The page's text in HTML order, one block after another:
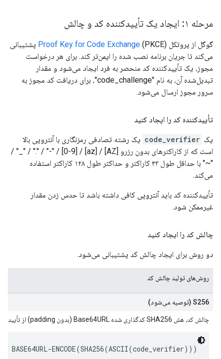
مرحله ۱: ایجاد یک تأییدکننده کد و چالش
گوگل از پروتکل Proof Key for Code Exchange (PKCE) پشتیبانی
می‌کند تا جریان برنامه نصب شده را ایمن‌تر کند. برای هر درخواست
مجوز، یک تأییدکننده کد منحصر به فرد ایجاد می‌شود و مقدار
تبدیل‌شده آن، به نام "code_challenge"، برای دریافت کد مجوز به
سرور مجوز ارسال می‌شود.
تأییدکننده کد را ایجاد کنید
یک code_verifier ​​یک رشته تصادفی رمزنگاری با آنتروپی بالا
است که از کاراکترهای بدون رزرو [AZ] / [az] / [0-9] / "-" / "." / "_" /
"~" با حداقل طول ۴۳ کاراکتر و حداکثر طول ۱۲۸ کاراکتر استفاده
می‌کند.
تأییدکننده کد باید آنتروپی کافی داشته باشد تا حدس زدن مقدار
غیرممکن شود.
چالش کد را ایجاد کنید
دو روش برای ایجاد چالش کد پشتیبانی می‌شود.
روش‌های تولید چالش کد
S256 (توصیه می‌شود)
چالش کد، هش SHA256 کدگذاری شده Base64URL (بدون padding) از تأییدکننده کد است.
= BASE64URL-ENCODE(SHA256(ASCII(code_verifier)))